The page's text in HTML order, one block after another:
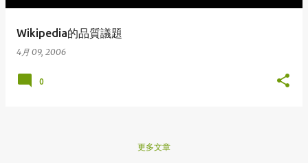
Wikipedia的品質議題
4月 09, 2006
0
更多文章